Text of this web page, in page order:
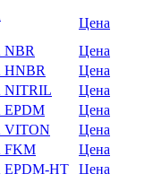
Цена
NBR
Цена
HNBR
Цена
NITRIL
Цена
EPDM
Цена
VITON
Цена
FKM
Цена
EPDM-HT
Цена